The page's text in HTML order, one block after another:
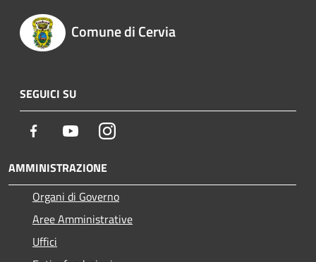
Comune di Cervia
SEGUICI SU
Facebook YoutubeInstagram
AMMINISTRAZIONE
Organi di Governo
Aree Amministrative
Uffici